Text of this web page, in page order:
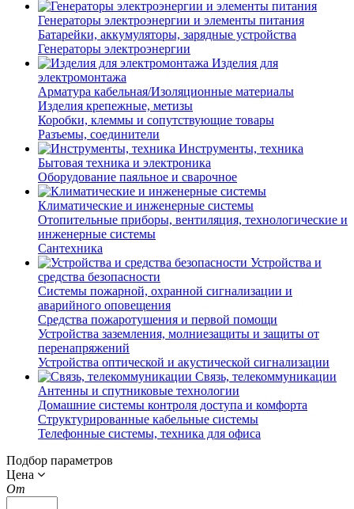
Генераторы электроэнергии и элементы питания
Батарейки, аккумуляторы, зарядные устройства
Генераторы электроэнергии
Изделия для
электромонтажа
Арматура кабельная/Изоляционные материалы
Изделия крепежные, метизы
Коробки, клеммы и сопутствующие товары
Разъемы, соединители
Инструменты, техника
Бытовая техника и электроника
Оборудование паяльное и сварочное
Климатические и инженерные системы
Отопительные приборы, вентиляция, технологические и
инженерные системы
Сантехника
Устройства и
средства безопасности
Системы пожарной, охранной сигнализации и
аварийного оповещения
Средства пожаротушения и первой помощи
Устройства заземления, молниезащиты и защиты от
перенапряжений
Устройства оптической и акустической сигнализации
Связь, телекоммуникации
Антенны и спутниковые технологии
Домашние системы контроля доступа и комфорта
Структурированные кабельные системы
Телефонные системы, техника для офиса
Подбор параметров
Цена
От